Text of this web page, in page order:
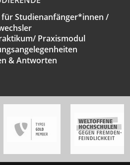
Studienanfänger*innen /
Praxismodul
& Antworten